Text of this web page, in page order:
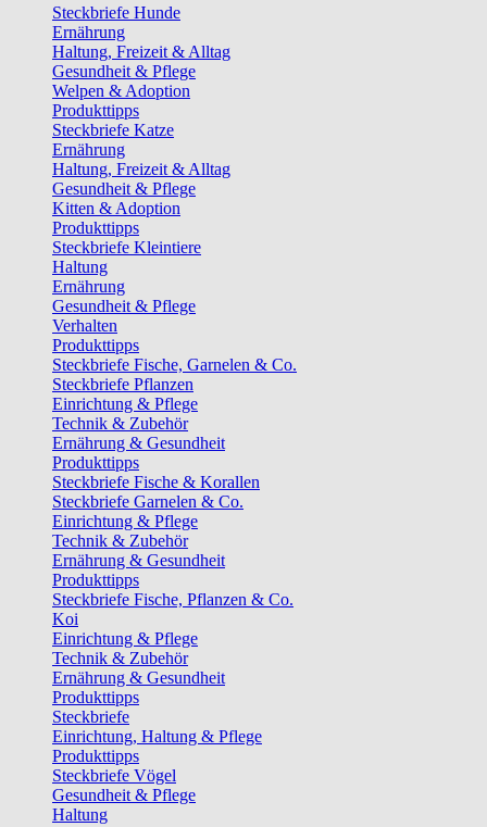
Steckbriefe Hunde
Ernährung
Haltung, Freizeit & Alltag
Gesundheit & Pflege
Welpen & Adoption
Produkttipps
Steckbriefe Katze
Ernährung
Haltung, Freizeit & Alltag
Gesundheit & Pflege
Kitten & Adoption
Produkttipps
Steckbriefe Kleintiere
Haltung
Ernährung
Gesundheit & Pflege
Verhalten
Produkttipps
Steckbriefe Fische, Garnelen & Co.
Steckbriefe Pflanzen
Einrichtung & Pflege
Technik & Zubehör
Ernährung & Gesundheit
Produkttipps
Steckbriefe Fische & Korallen
Steckbriefe Garnelen & Co.
Einrichtung & Pflege
Technik & Zubehör
Ernährung & Gesundheit
Produkttipps
Steckbriefe Fische, Pflanzen & Co.
Koi
Einrichtung & Pflege
Technik & Zubehör
Ernährung & Gesundheit
Produkttipps
Steckbriefe
Einrichtung, Haltung & Pflege
Produkttipps
Steckbriefe Vögel
Gesundheit & Pflege
Haltung